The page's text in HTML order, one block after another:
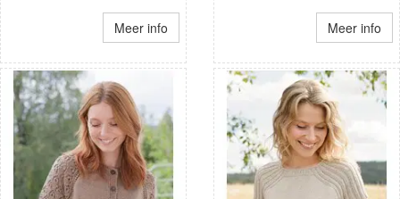
Meer info Meer info